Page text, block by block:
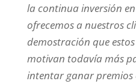
la continua inversión
ofrecemos a nuestros
demostración que
motivan todavía más
intentar ganar premios